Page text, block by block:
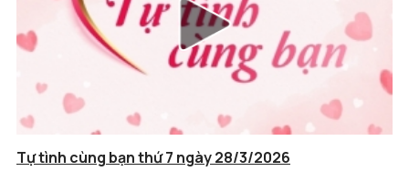
Tự tình cùng bạn thứ 7 ngày 28/3/2026